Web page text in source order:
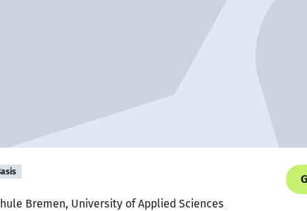
Bremen, University of Applied Sciences